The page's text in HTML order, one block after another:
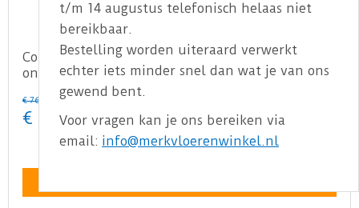
Co-pro - Trapprofiel PVC Zwart Achterzijde
onder- en bovenp…
€ 76
€ ,56 per stuk
t/m 14 augustus telefonisch helaas niet
bereikbaar.
Bestelling worden uiteraard verwerkt
echter iets minder snel dan wat je van ons
gewend bent.
Voor vragen kan je ons bereiken via
email: info@merkvloerenwinkel.nl